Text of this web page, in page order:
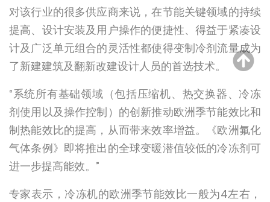
对该行业的很多供应商来说，在节能关键领域的持续
提高、设计安装及用户操作的便捷性、得益于紧凑设
计及广泛单元组合的灵活性都使得变制冷剂流量成为
了新建建筑及翻新改建设计人员的首选技术。
“系统所有基础领域（包括压缩机、热交换器、冷冻
剂使用以及操作控制）的创新推动欧洲季节能效比和
制热能效比的提高，从而带来效率增益。《欧洲氟化
气体条例》即将推出的全球变暖潜值较低的冷冻剂可
进一步提高能效。”
专家表示，冷冻机的欧洲季节能效比一般为4左右，